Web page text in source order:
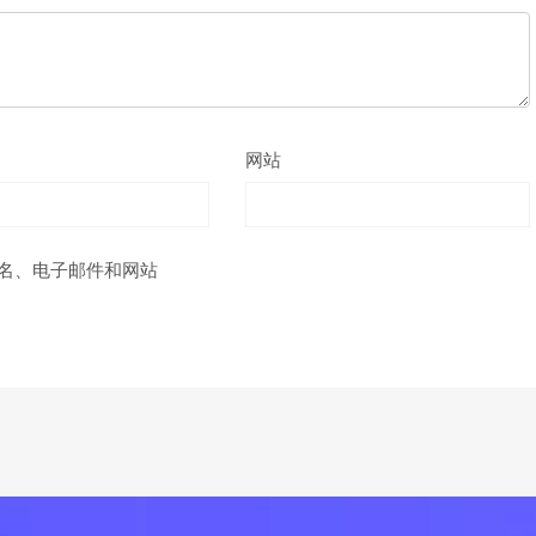
网站
、电子邮件和网站